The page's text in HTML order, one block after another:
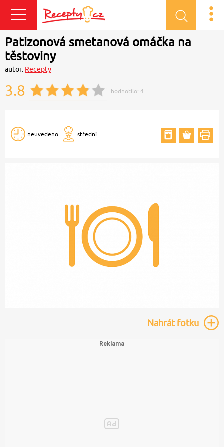
Přihlásit se
Patizonová smetanová omáčka na
těstoviny
autor: Recepty
3.8 hodnotilo: 4
neuvedeno střední
Nahrátfotku